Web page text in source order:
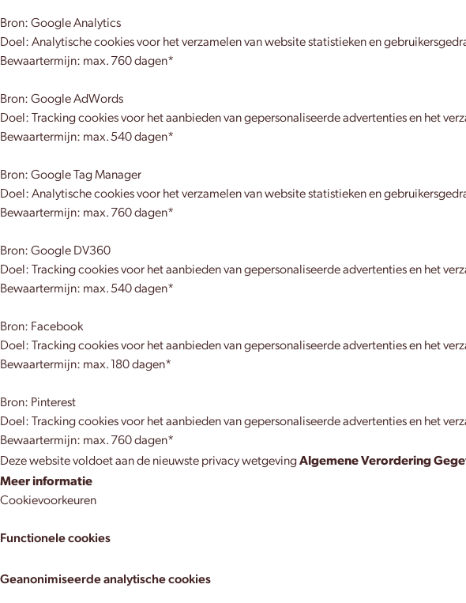
Bron: Google Analytics
Doel: Analytische cookies voor het verzamelen van website statistieken en
Bewaartermijn: max. 760 dagen*
Bron: Google AdWords
Doel: Tracking cookies voor het aanbieden van gepersonaliseerde advertenties en het
Bewaartermijn: max. 540 dagen*
Bron: Google Tag Manager
Doel: Analytische cookies voor het verzamelen van website statistieken en
Bewaartermijn: max. 760 dagen*
Bron: Google DV360
Doel: Tracking cookies voor het aanbieden van gepersonaliseerde advertenties en het
Bewaartermijn: max. 540 dagen*
Bron: Facebook
Doel: Tracking cookies voor het aanbieden van gepersonaliseerde advertenties en het
Bewaartermijn: max. 180 dagen*
Bron: Pinterest
Doel: Tracking cookies voor het aanbieden van gepersonaliseerde advertenties en het
Bewaartermijn: max. 760 dagen*
Deze website voldoet aan de nieuwste privacy wetgevingAlgemene Verordering
Meer informatie
Cookievoorkeuren
Functionele cookies
Geanonimiseerde analytische cookies